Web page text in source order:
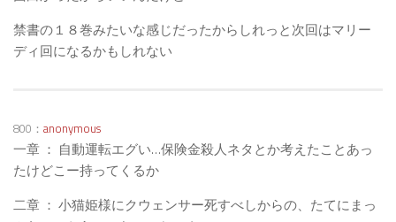
禁書の１８巻みたいな感じだったからしれっと次回はマリー
ディ回になるかもしれない
800： anonymous
一章 ： 自動運転エグい…保険金殺人ネタとか考えたことあっ
たけどこー持ってくるか
二章 ： 小猫姫様にクウェンサー死すべしからの、たてにまっ